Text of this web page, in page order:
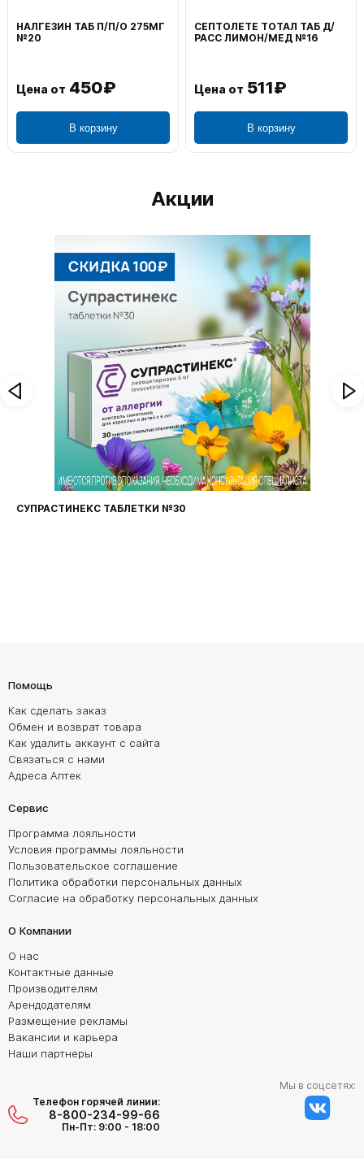
НАЛГЕЗИН ТАБ П/П/О 275МГ
№20
Цена от 450₽
В корзину
СЕПТОЛЕТЕ ТОТАЛ ТАБ Д/
РАСС ЛИМОН/МЕД №16
Цена от 511₽
В корзину
Акции
СУПРАСТИНЕКС ТАБЛЕТКИ №30
Помощь
Как сделать заказ
Обмен и возврат товара
Как удалить аккаунт с сайта
Связаться с нами
Адреса Аптек
Сервис
Программа лояльности
Условия программы лояльности
Пользовательское соглашение
Политика обработки персональных данных
Согласие на обработку персональных данных
О Компании
О нас
Контактные данные
Производителям
Арендодателям
Размещение рекламы
Вакансии и карьера
Наши партнеры
Телефон горячей линии:
8-800-234-99-66
Пн-Пт: 9:00 - 18:00
Мы в соцсетях: